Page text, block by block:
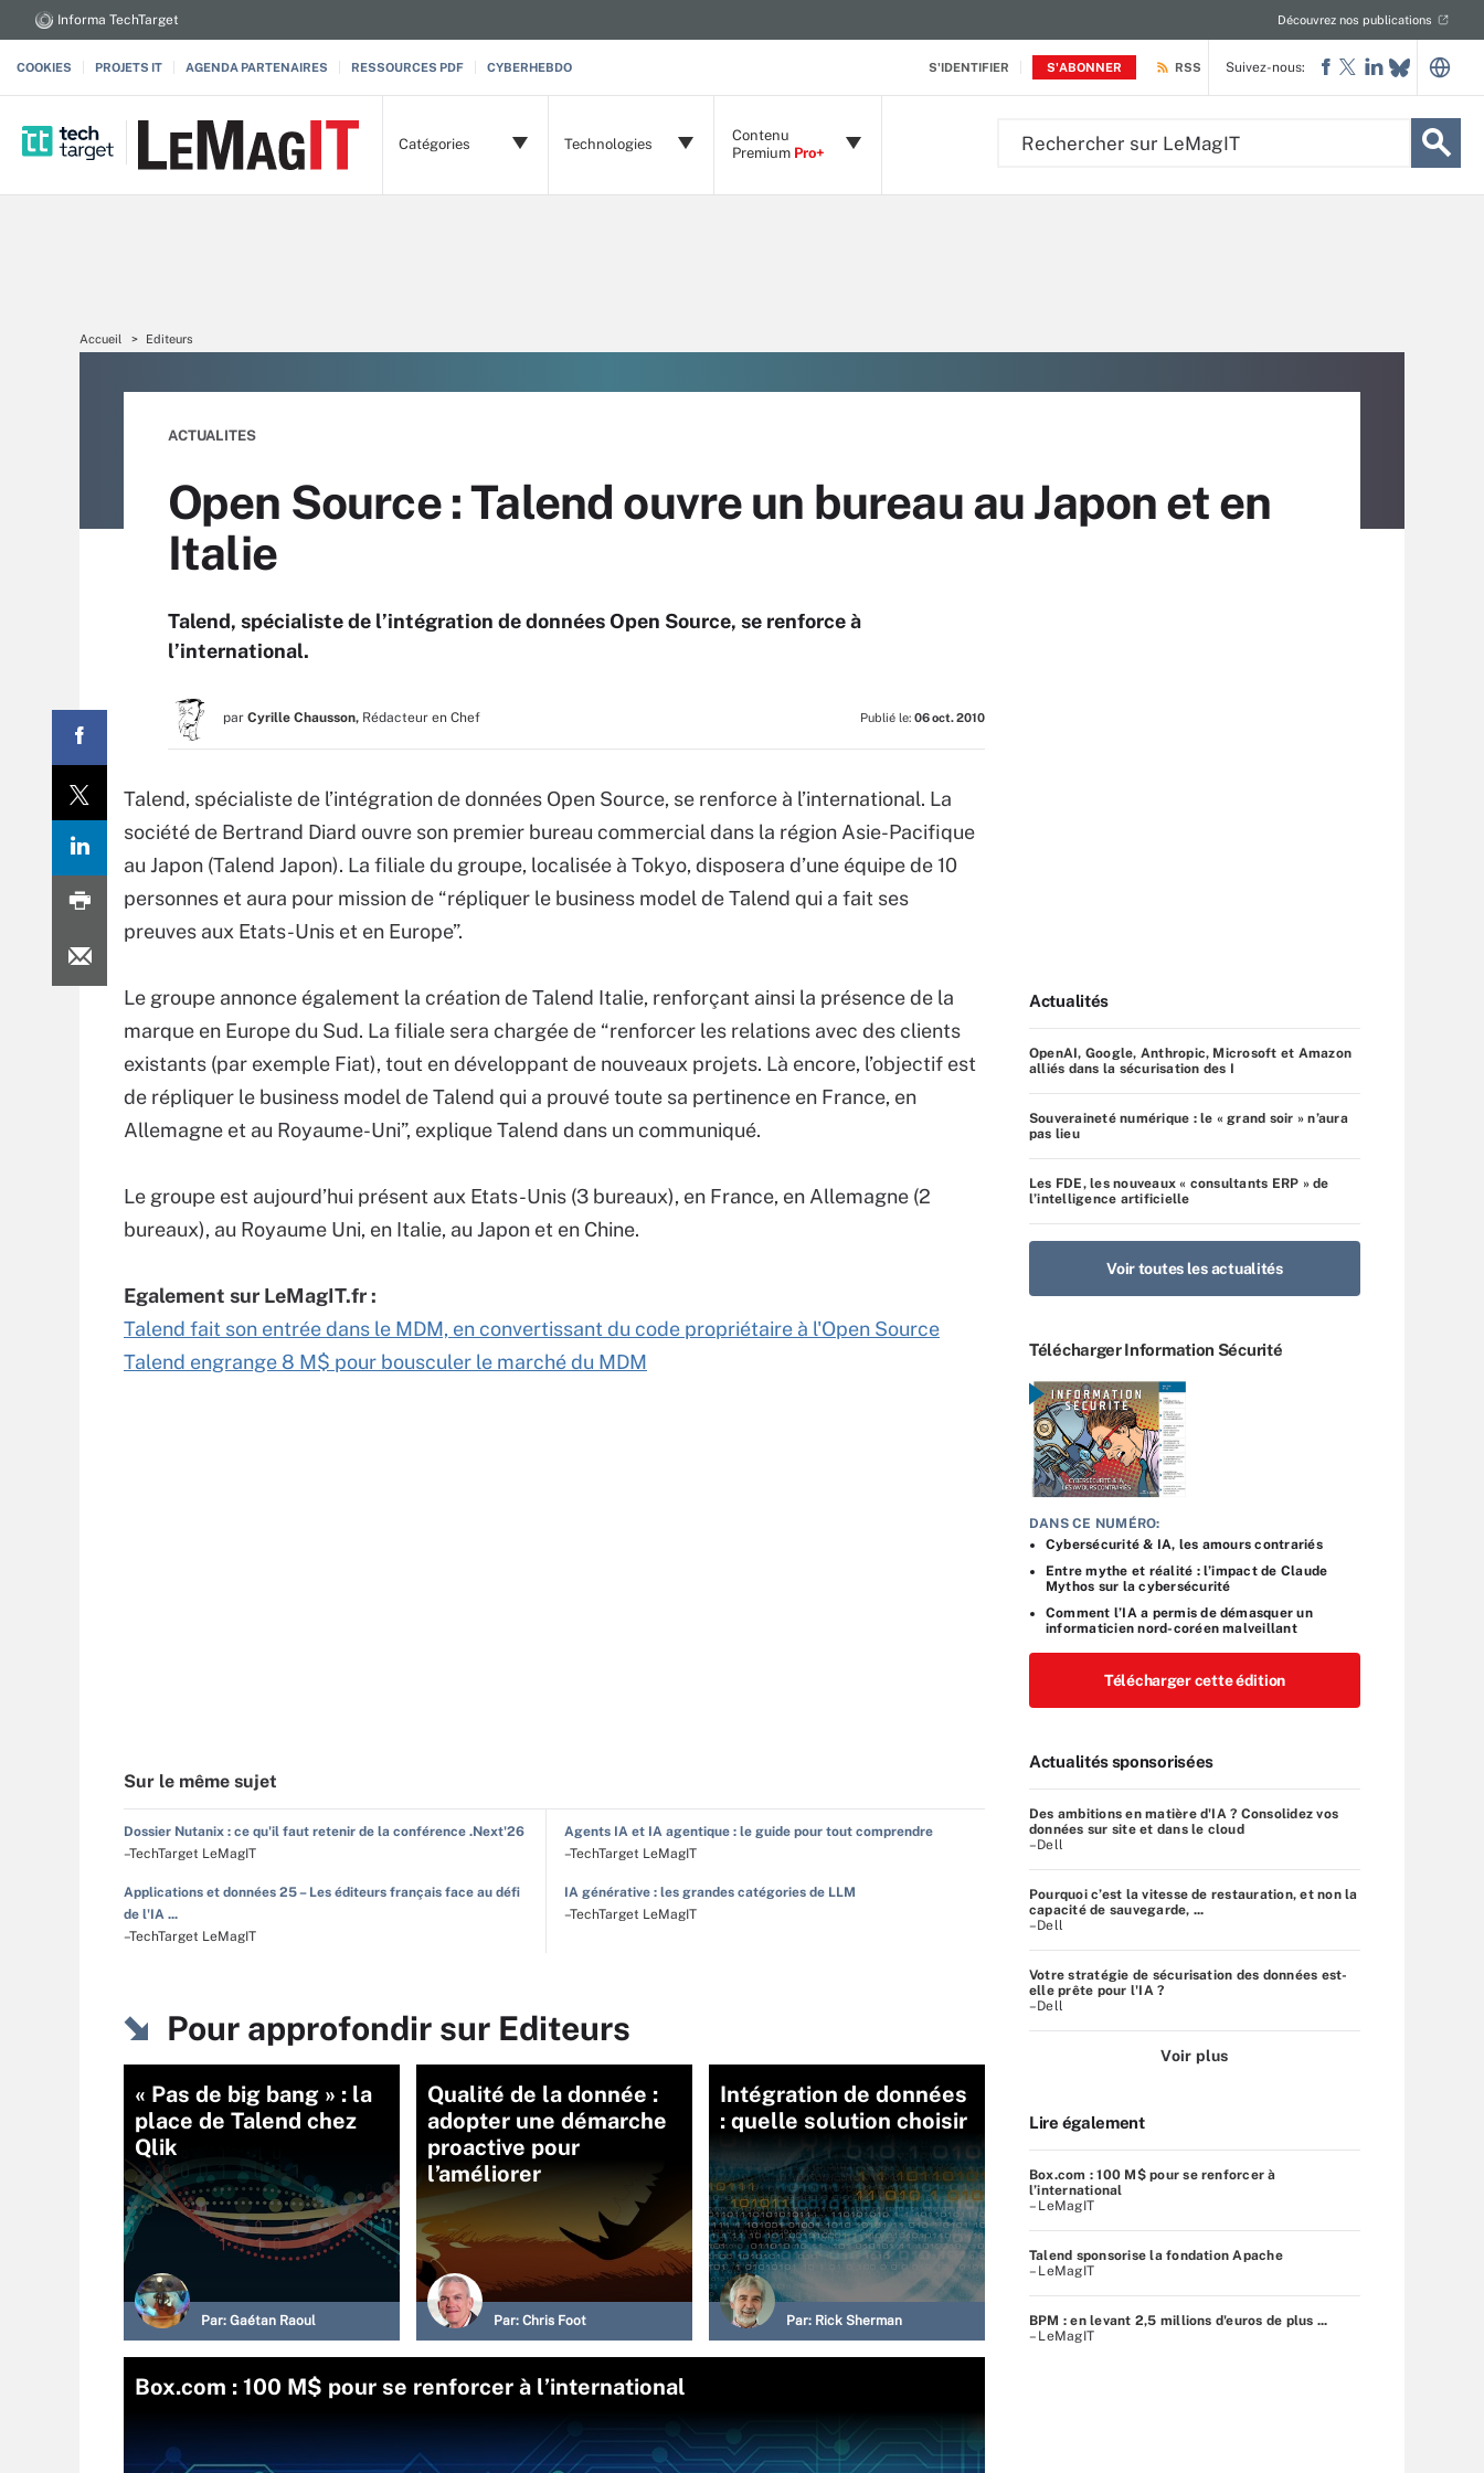
S'IDENTIFIER S'ABONNER
Informa TechTarget Découvrez nos publications
COOKIES PROJETS IT AGENDA PARTENAIRES RESSOURCES PDF CYBERHEBDO RSS
Catégories Technologies
Contenu
Premium Pro+
Suivez-nous:
Accueil Editeurs
ACTUALITES
Open Source : Talend ouvre un bureau au Japon et en
Italie
Talend, spécialiste de l’intégration de données Open Source, se renforce à
l’international.
par Cyrille Chausson, Rédacteur en Chef Publié le: 06 oct. 2010
Talend, spécialiste de l’intégration de données Open Source, se renforce à l’international. La
société de Bertrand Diard ouvre son premier bureau commercial dans la région Asie-Pacifique
au Japon (Talend Japon). La filiale du groupe, localisée à Tokyo, disposera d’une équipe de 10
personnes et aura pour mission de “répliquer le business model de Talend qui a fait ses
preuves aux Etats-Unis et en Europe”.
Le groupe annonce également la création de Talend Italie, renforçant ainsi la présence de la
marque en Europe du Sud. La filiale sera chargée de “renforcer les relations avec des clients
existants (par exemple Fiat), tout en développant de nouveaux projets. Là encore, l’objectif est
de répliquer le business model de Talend qui a prouvé toute sa pertinence en France, en
Allemagne et au Royaume-Uni”, explique Talend dans un communiqué.
Le groupe est aujourd’hui présent aux Etats-Unis (3 bureaux), en France, en Allemagne (2
bureaux), au Royaume Uni, en Italie, au Japon et en Chine.
Egalement sur LeMagIT.fr :
Talend fait son entrée dans le MDM, en convertissant du code propriétaire à l'Open Source
Talend engrange 8 M$ pour bousculer le marché du MDM
Sur le même sujet
Dossier Nutanix : ce qu'il faut retenir de la conférence .Next'26
–TechTarget LeMagIT
Agents IA et IA agentique : le guide pour tout comprendre
–TechTarget LeMagIT
Applications et données 25 – Les éditeurs français face au défi
de l'IA ...
–TechTarget LeMagIT
IA générative : les grandes catégories de LLM
–TechTarget LeMagIT
Pour approfondir sur Editeurs
« Pas de big bang » : la
place de Talend chez
Qlik
Par: Gaétan Raoul
Qualité de la donnée :
adopter une démarche
proactive pour
l’améliorer
Par: Chris Foot
Intégration de données
: quelle solution choisir
Par: Rick Sherman
Box.com : 100 M$ pour se renforcer à l’international
Actualités
OpenAI, Google, Anthropic, Microsoft et Amazon
alliés dans la sécurisation des I
Souveraineté numérique : le « grand soir » n’aura
pas lieu
Les FDE, les nouveaux « consultants ERP » de
l’intelligence artificielle
Voir toutes les actualités
Télécharger Information Sécurité
DANS CE NUMÉRO:
Cybersécurité & IA, les amours contrariés
Entre mythe et réalité : l’impact de Claude
Mythos sur la cybersécurité
Comment l’IA a permis de démasquer un
informaticien nord-coréen malveillant
Télécharger cette édition
Actualités sponsorisées
Des ambitions en matière d'IA ? Consolidez vos
données sur site et dans le cloud
–Dell
Pourquoi c’est la vitesse de restauration, et non la
capacité de sauvegarde, ...
–Dell
Votre stratégie de sécurisation des données est-
elle prête pour l'IA ?
–Dell
Voir plus
Lire également
Box.com : 100 M$ pour se renforcer à
l’international
– LeMagIT
Talend sponsorise la fondation Apache
– LeMagIT
BPM : en levant 2,5 millions d'euros de plus ...
– LeMagIT